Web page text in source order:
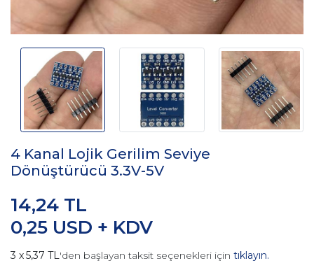
4 Kanal Lojik Gerilim Seviye
Dönüştürücü 3.3V-5V
0,25 USD + KDV
14,24 TL
5,37 TL'den başlayan taksit seçenekleri için tıklayın.